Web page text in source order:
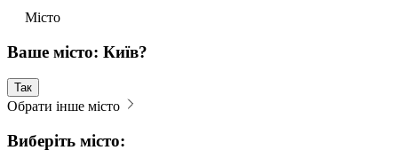
Місто
Ваше місто: Київ?
Так
Обрати інше місто
Виберіть місто: